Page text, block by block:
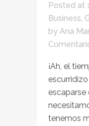
Posted at
Business,
by Ana
¡Ah, el
escaparse
tenemos